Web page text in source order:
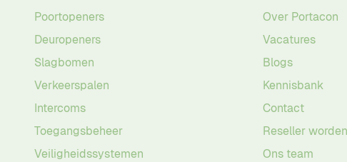
Poortopeners
Deuropeners
Slagbomen
Verkeerspalen
Intercoms
Toegangsbeheer
Veiligheidssystemen
Over Portacon
Vacatures
Blogs
Kennisbank
Contact
Reseller worden
Ons team